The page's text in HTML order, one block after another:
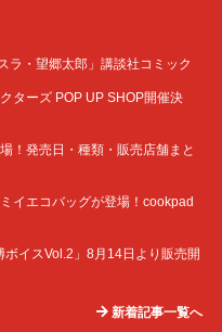
ラ・望郷太郎」講談社コミック
ターズ POP UP SHOP開催決
！発売日・種類・販売店舗まと
イエコバッグが登場！cookpad
イスVol.2」8月14日より販売開
新着記事一覧へ